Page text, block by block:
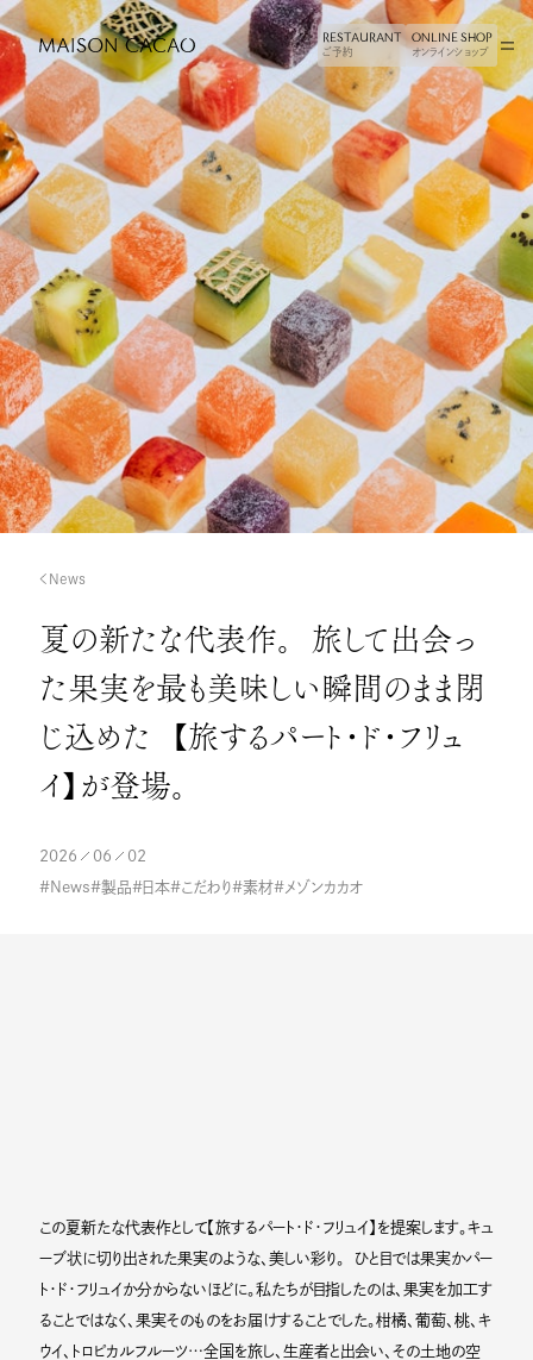
RESTAURANT
ご予約
ONLINE SHOP
オンラインショップ
News
夏の新たな代表作。 旅して出会っ
た果実を最も美味しい瞬間のまま閉
じ込めた 【旅するパート・ド・フリュ
イ】が登場。
2026 06
02
News
製品 日本 こだわり 素材 メゾンカカオ
この夏新たな代表作として【旅するパート・ド・フリュイ】を提案します。キュ
ーブ状に切り出された果実のような、美しい彩り。 ひと目では果実かパー
ト・ド・フリュイか分からないほどに。私たちが目指したのは、果実を加工す
ることではなく、果実そのものをお届けすることでした。柑橘、葡萄、桃、キ
ウイ、トロピカルフルーツ…全国を旅し、生産者と出会い、その土地の空